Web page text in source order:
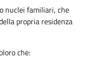
nuclei familiari, che
propria residenza
che: